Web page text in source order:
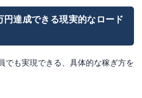
達成できる現実的なロード
でも実現できる、具体的な稼ぎ方を